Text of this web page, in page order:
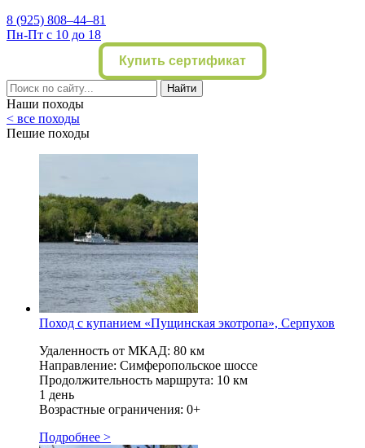
8 (925) 808–44–81
Пн-Пт с 10 до 18
Купить сертификат
Найти
Наши походы
< все походы
Пешие походы
Поход с купанием «Пущинская экотропа», Серпухов
Удаленность от МКАД: 80 км
Направление: Симферопольское шоссе
Продолжительность маршрута: 10 км
1 день
Возрастные ограничения: 0+
Подробнее >